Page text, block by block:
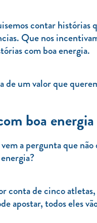
contar histórias
Que nos
com boa energia.
de um valor que
boa
a pergunta que
conta de cinco
apostar, todos eles